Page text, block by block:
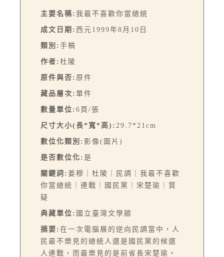
主要名稱: 我最不喜歡你當總統
成文日期: 西元1999年8月10日
類別: 手稿
作者: 杜陵
原件與否: 原件
藏品層次: 單件
數量單位: 6頁/張
尺寸大小(長*寬*高): 29.7*21cm
數位化類別: 影像(圖片)
是否數位化: 是
關鍵詞: 姜穆｜杜陵｜民調｜我最不喜歡
你當總統｜連戰｜國民黨｜宋楚瑜｜質
疑
典藏單位: 國立臺灣文學館
摘要: 在一次電腦展的逆向民調當中，人
民最不樂見的總統人選是國民黨的候選
人連戰，而最樂見的是前省長宋楚瑜。